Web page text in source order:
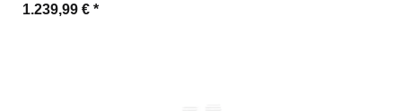
1.239,99 € *